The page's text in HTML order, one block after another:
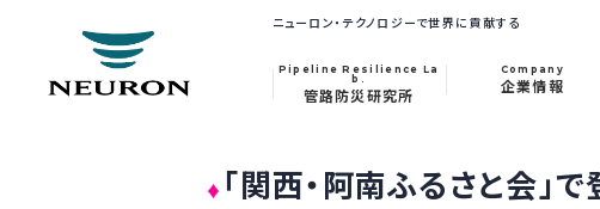
ニューロン・テクノロジーで世界に貢献する
Pipeline Resilience La
b.
管路防災研究所
Company
企業情報
♦ 「関西・阿南ふるさと会」